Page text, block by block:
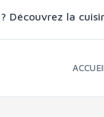
Découvrez la